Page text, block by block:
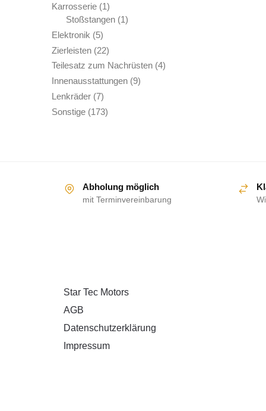
Karrosserie 11
Produkt
Stoßstangen 11
Elektronik 55
Produkte
Zierleisten 2222
Produkte
Teilesatz zum Nachrüsten 44
Innenausstattungen 99
Lenkräder 77
Produkte
Sonstige 173173
Abholung möglich
mit Terminvereinbarung
Star Tec Motors
AGB
Datenschutzerklärung
Impressum